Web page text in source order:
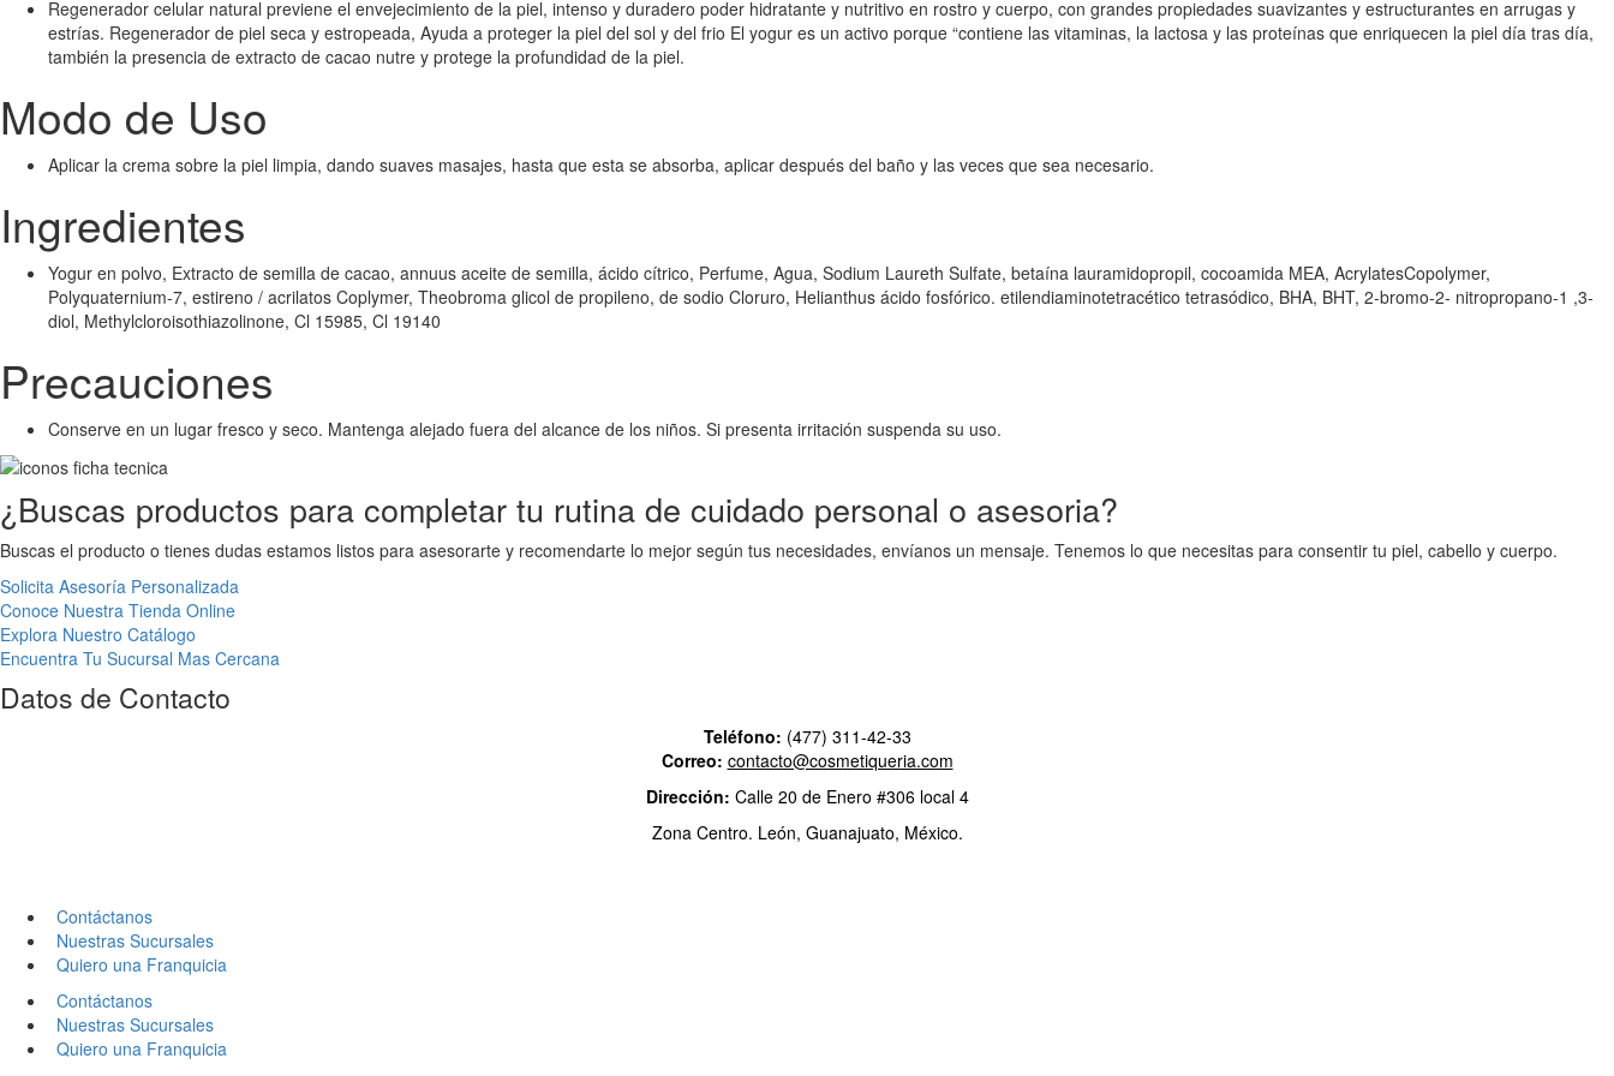
Regenerador celular natural previene el envejecimiento de la piel, intenso y duradero poder hidratante y nutritivo en rostro y cuerpo, con grandes propiedades suavizantes y estructurantes en arrugas y
estrías. Regenerador de piel seca y estropeada, Ayuda a proteger la piel del sol y del frio El yogur es un activo porque “contiene las vitaminas, la lactosa y las proteínas que enriquecen la piel día tras día,
también la presencia de extracto de cacao nutre y protege la profundidad de la piel.
Modo de Uso
Aplicar la crema sobre la piel limpia, dando suaves masajes, hasta que esta se absorba, aplicar después del baño y las veces que sea necesario.
Ingredientes
Yogur en polvo, Extracto de semilla de cacao, annuus aceite de semilla, ácido cítrico, Perfume, Agua, Sodium Laureth Sulfate, betaína lauramidopropil, cocoamida MEA, AcrylatesCopolymer,
Polyquaternium-7, estireno / acrilatos Coplymer, Theobroma glicol de propileno, de sodio Cloruro, Helianthus ácido fosfórico. etilendiaminotetracético tetrasódico, BHA, BHT, 2-bromo-2- nitropropano-1 ,3-
diol, Methylcloroisothiazolinone, Cl 15985, Cl 19140
Precauciones
Conserve en un lugar fresco y seco. Mantenga alejado fuera del alcance de los niños. Si presenta irritación suspenda su uso.
¿Buscas productos para completar tu rutina de cuidado personal o asesoria?
Buscas el producto o tienes dudas estamos listos para asesorarte y recomendarte lo mejor según tus necesidades, envíanos un mensaje. Tenemos lo que necesitas para consentir tu piel, cabello y cuerpo.
Solicita Asesoría Personalizada
Conoce Nuestra Tienda Online
Explora Nuestro Catálogo
Encuentra Tu Sucursal Mas Cercana
Datos de Contacto
Teléfono: (477) 311-42-33
Correo: contacto@cosmetiqueria.com
Dirección: Calle 20 de Enero #306 local 4
Zona Centro. León, Guanajuato, México.
Contáctanos
Nuestras Sucursales
Quiero una Franquicia
Contáctanos
Nuestras Sucursales
Quiero una Franquicia